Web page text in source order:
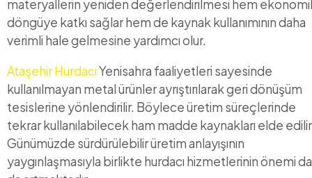
materyallerin yeniden değerlendirilmesi hem
döngüye katkı sağlar hem de kaynak kullanımının daha
verimli hale gelmesine yardımcı olur.
Ataşehir HurdacıYenisahra faaliyetleri sayesinde
kullanılmayan metal ürünler ayrıştırılarak geri dönüşüm
tesislerine yönlendirilir. Böylece üretim süreçlerinde
tekrar kullanılabilecek ham madde kaynakları elde
Günümüzde sürdürülebilir üretim anlayışının
yaygınlaşmasıyla birlikte hurdacı hizmetlerinin önemi